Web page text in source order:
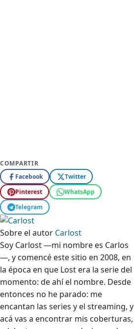
COMPARTIR
Facebook
Twitter
Pinterest
WhatsApp
Telegram
Sobre el autor Carlost
Soy Carlost —mi nombre es Carlos
—, y comencé este sitio en 2008, en
la época en que Lost era la serie del
momento: de ahí el nombre. Desde
entonces no he parado: me
encantan las series y el streaming, y
acá vas a encontrar mis coberturas,